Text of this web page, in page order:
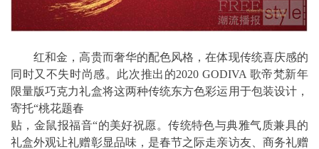
红和金，高贵而奢华的配色风格，在体现传统喜庆感的
同时又不失时尚感。此次推出的2020 GODIVA 歌帝梵新年
限量版巧克力礼盒将这两种传统东方色彩运用于包装设计，
寄托“桃花题春
贴，金鼠报福音“的美好祝愿。传统特色与典雅气质兼具的
礼盒外观让礼赠彰显品味，是春节之际走亲访友、商务礼赠